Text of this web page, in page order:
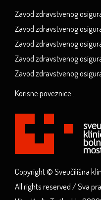
Zavod zdravstvenog
Zavod zdravstvenog
Zavod zdravstvenog
Zavod zdravstvenog
Zavod zdravstvenog
Korisne poveznice...
Copyright © Sveučilišna
All rights reserved / Sva